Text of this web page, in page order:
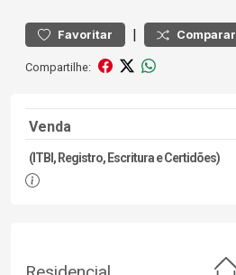
Favoritar | Comparar
Compartilhe:
Venda
(ITBI, Registro, Escritura e Certidões)